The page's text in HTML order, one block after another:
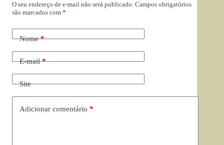
O seu endereço de e-mail não será publicado. Campos obrigatórios
são marcados com *
Nome*
E-mail*
Site
Adicionar comentário *